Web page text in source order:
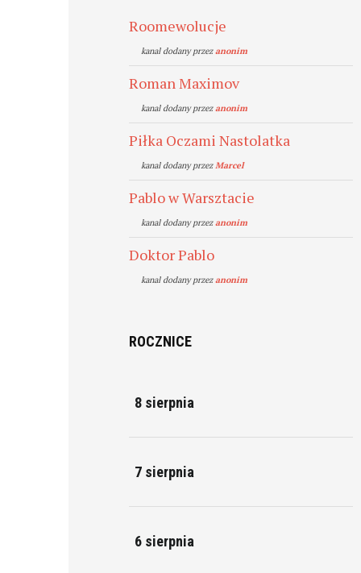
Roomewolucje
kanal dodany przezanonim
Roman Maximov
kanal dodany przezanonim
Piłka Oczami Nastolatka
kanal dodany przezMarcel
Pablo w Warsztacie
kanal dodany przezanonim
Doktor Pablo
kanal dodany przezanonim
ROCZNICE
8 sierpnia
7 sierpnia
6 sierpnia